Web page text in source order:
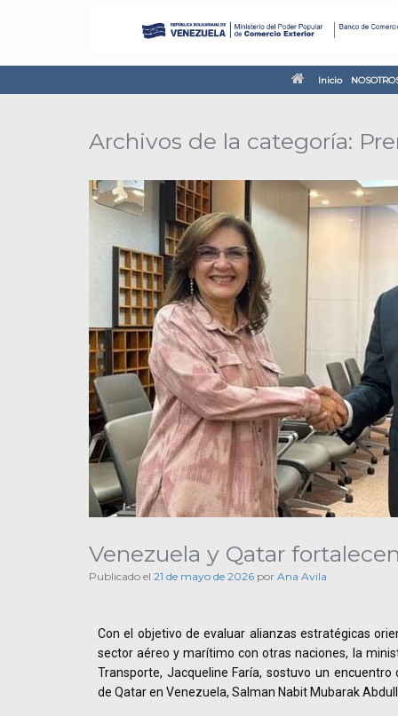
Inicio
Archivos de la categoría:
Venezuela y Qatar
Publicado el 21 de mayo de 2026 por Ana Avila
Con el objetivo de evaluar alianzas estratégicas
sector aéreo y marítimo con otras naciones, la
Transporte, Jacqueline Faría, sostuvo un
de Qatar en Venezuela, Salman Nabit Mubarak